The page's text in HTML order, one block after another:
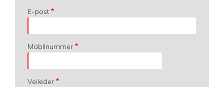
E-post
Mobilnummer
Veileder